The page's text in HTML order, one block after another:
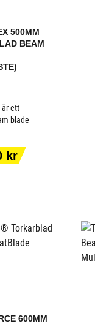
500MM
BEAM
är ett
blade
kr
I
600MM